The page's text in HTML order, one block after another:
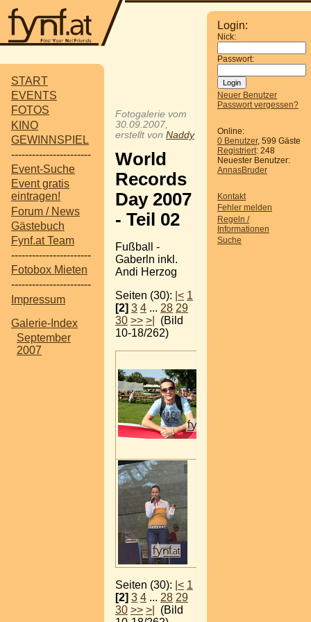
START
EVENTS
FOTOS
KINO
GEWINNSPIEL
-----------------------
Event-Suche
Event gratis
eintragen!
Forum / News
Gästebuch
Fynf.at Team
-----------------------
Fotobox Mieten
-----------------------
Impressum
Galerie-Index
September
2007
Login:
Nick:
Passwort:
Neuer Benutzer
Passwort vergessen?
Online:
0 Benutzer, 599 Gäste
Registriert: 248
Neuester Benutzer:
AnnasBruder
Kontakt
Fehler melden
Regeln /
Informationen
Suche
Fotogalerie vom
30.09.2007,
erstellt von Naddy
World
Records
Day 2007
- Teil 02
Fußball -
Gaberln inkl.
Andi Herzog
Seiten (30): |< 1
[2] 3 4 ... 28 29
30 >> >|
(Bild
10-18/262)
Seiten (30): |< 1
[2] 3 4 ... 28 29
30 >> >|
(Bild